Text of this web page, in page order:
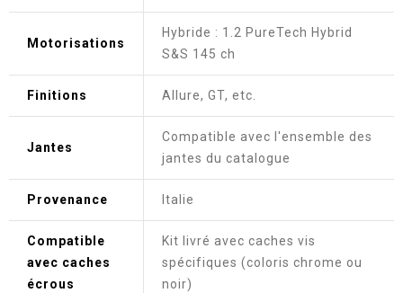
Motorisations
Hybride : 1.2 PureTech Hybrid
S&S 145 ch
Finitions Allure, GT, etc.
Jantes
Compatible avec l'ensemble des
jantes du catalogue
Provenance Italie
Compatible
avec caches
écrous
Kit livré avec caches vis
spécifiques (coloris chrome ou
noir)